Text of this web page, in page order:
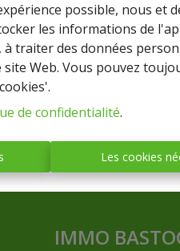
possible, nous et
les informations de
traiter des données
Web. Vous pouvez
de confidentialité.
Les cookies
IMMO